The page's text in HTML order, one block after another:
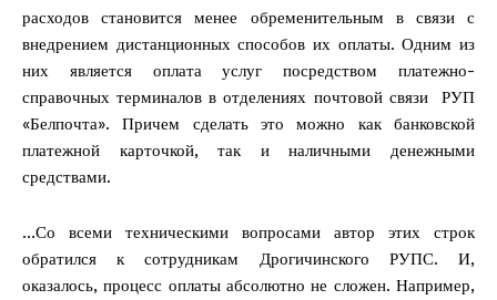
расходов становится менее обременительным в связи с
внедрением дистанционных способов их оплаты. Одним из
них является оплата услуг посредством платежно-
справочных терминалов в отделениях почтовой связи РУП
«Белпочта». Причем сделать это можно как банковской
платежной карточкой, так и наличными денежными
средствами.
…Со всеми техническими вопросами автор этих строк
обратился к сотрудникам Дрогичинского РУПС. И,
оказалось, процесс оплаты абсолютно не сложен. Например,